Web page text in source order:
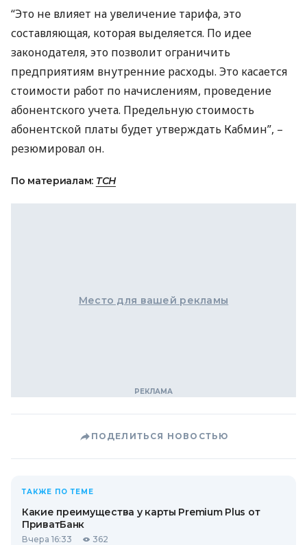
“Это не влияет на увеличение тарифа, это
составляющая, которая выделяется. По идее
законодателя, это позволит ограничить
предприятиям внутренние расходы. Это касается
стоимости работ по начислениям, проведение
абонентского учета. Предельную стоимость
абонентской платы будет утверждать Кабмин”, –
резюмировал он.
По материалам: ТСН
Место для вашей рекламы
ПОДЕЛИТЬСЯ НОВОСТЬЮ
ТАКЖЕ ПО ТЕМЕ
Какие преимущества у карты Premium Plus от
ПриватБанк
Вчера 16:33 362